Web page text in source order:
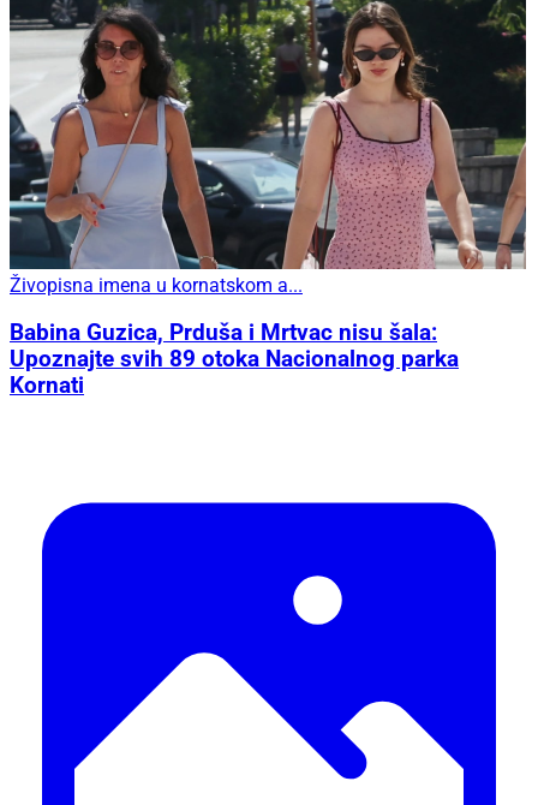
Živopisna imena u kornatskom a...
Babina Guzica, Prduša i Mrtvac nisu šala:
Upoznajte svih 89 otoka Nacionalnog parka
Kornati